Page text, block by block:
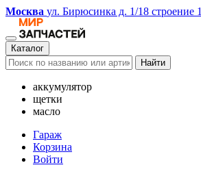
Москва ул. Бирюсинка д. 1/18 строение 1
Каталог
Найти
аккумулятор
щетки
масло
Гараж
Корзина
Войти